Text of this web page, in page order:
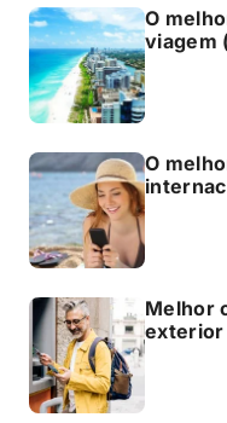
O
viagem
O
Melhor
exterior